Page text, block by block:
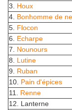
3. Houx
4. Bonhomme de
5. Flocon
6. Echarpe
7. Nounours
8. Lutine
9. Ruban
10. Pain d'épices
11. Renne
12. Lanterne